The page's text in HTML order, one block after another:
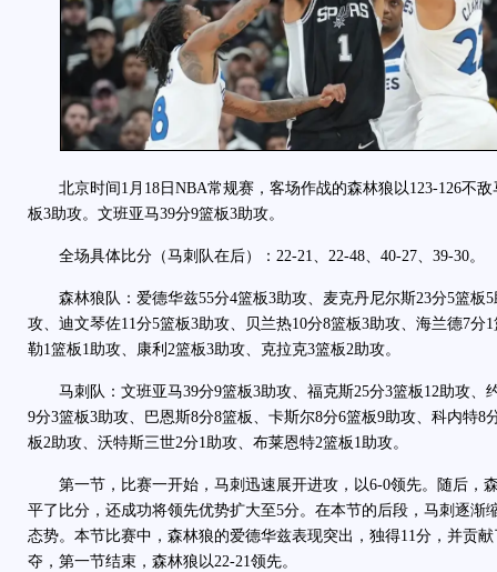
北京时间1月18日NBA常规赛，客场作战的森林狼以123-126不敌
板3助攻。文班亚马39分9篮板3助攻。
全场具体比分（马刺队在后）：22-21、22-48、40-27、39-30。
森林狼队：爱德华兹55分4篮板3助攻、麦克丹尼尔斯23分5篮板5
攻、迪文琴佐11分5篮板3助攻、贝兰热10分8篮板3助攻、海兰德7分
勒1篮板1助攻、康利2篮板3助攻、克拉克3篮板2助攻。
马刺队：文班亚马39分9篮板3助攻、福克斯25分3篮板12助攻、
9分3篮板3助攻、巴恩斯8分8篮板、卡斯尔8分6篮板9助攻、科内特8
板2助攻、沃特斯三世2分1助攻、布莱恩特2篮板1助攻。
第一节，比赛一开始，马刺迅速展开进攻，以6-0领先。随后，
平了比分，还成功将领先优势扩大至5分。在本节的后段，马刺逐渐
态势。本节比赛中，森林狼的爱德华兹表现突出，独得11分，并贡
夺，第一节结束，森林狼以22-21领先。